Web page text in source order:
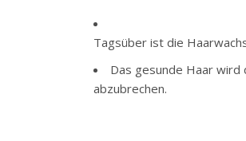
Tagsüber ist die
Das gesunde Haar
abzubrechen.